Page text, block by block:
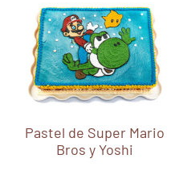
Pastel de Super Mario
Bros y Yoshi